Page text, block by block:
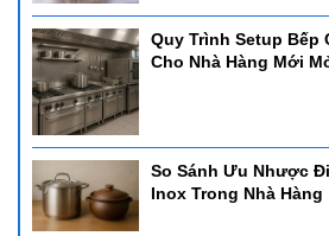
- Kích thước: 477*468*448mm
- Dung tích: 4.5L
- Sử dụng: Cồn - có thể sử dụng bảng
- Chất liệu: inox cao cấp
Quy Trình Setup Bếp
Cho Nhà Hàng Mới
So Sánh Ưu Nhược
Inox Trong Nhà Hàng